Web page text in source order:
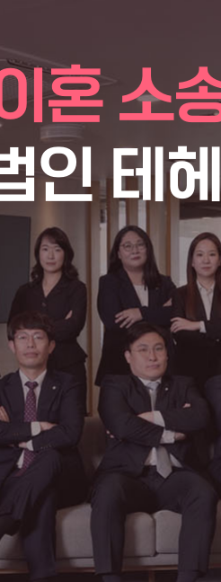
혼 소
인 테